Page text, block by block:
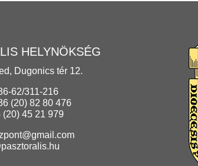
HELYNÖKSÉG
Dugonics tér 12.
62/311-216
(20) 82 80 476
(20) 45 21 979